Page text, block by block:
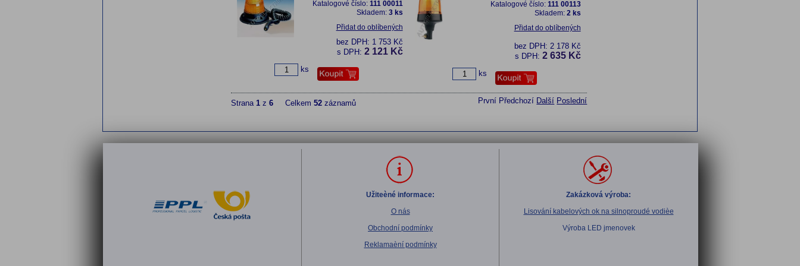
Katalogové číslo: 111 00011
Skladem: 3 ks
Přidat do oblíbených
bez DPH: 1 753 Kč
s DPH: 2 121 Kč
ks
Katalogové číslo: 111 00113
Skladem: 2 ks
Přidat do oblíbených
bez DPH: 2 178 Kč
s DPH: 2 635 Kč
ks
Strana 1z 6Celkem 52záznamů První Předchozí Další Poslední
Užiteèné informace:
O nás
Obchodní podmínky
Reklamaèní podmínky
Zakázková výroba:
Lisování kabelových ok na silnoproudé vodièe
Výroba LED jmenovek